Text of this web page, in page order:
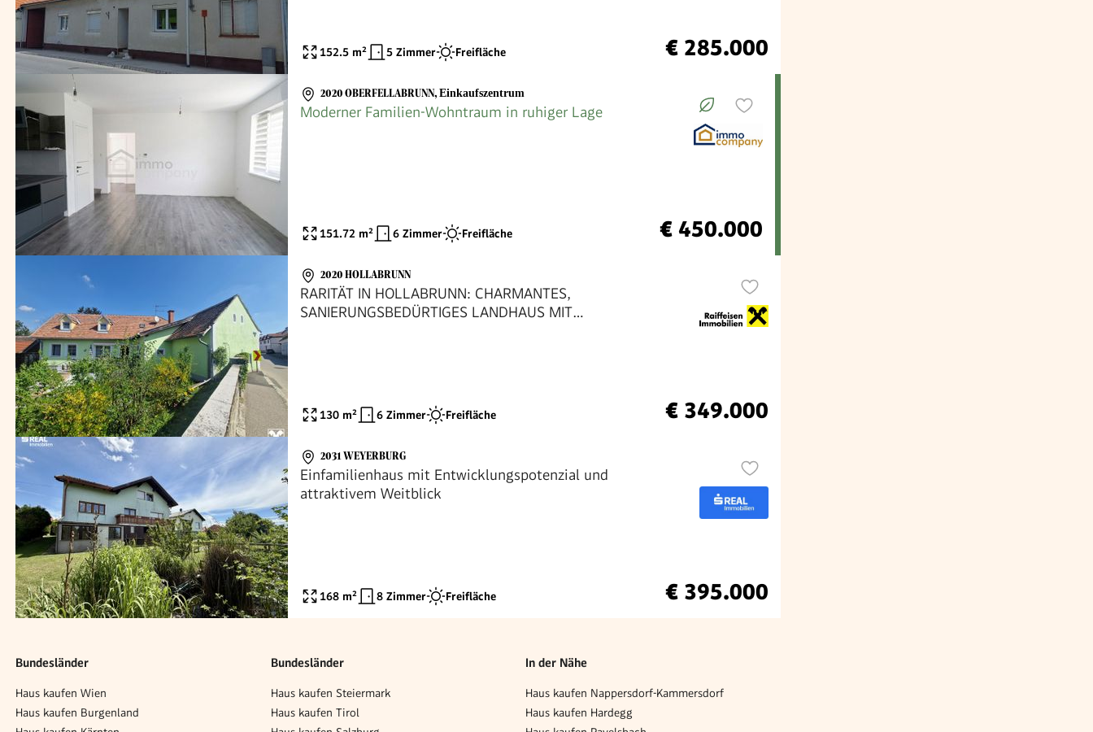
152.5 m² 5 Zimmer Freifläche € 285.000
2020 OBERFELLABRUNN, Einkaufszentrum
Moderner Familien-Wohntraum in ruhiger Lage
151.72 m² 6 Zimmer Freifläche € 450.000
2020 HOLLABRUNN
RARITÄT IN HOLLABRUNN: CHARMANTES,
SANIERUNGSBEDÜRTIGES LANDHAUS MIT
130 m² 6 Zimmer Freifläche € 349.000
2031 WEYERBURG
Einfamilienhaus mit Entwicklungspotenzial und
attraktivem Weitblick
168 m² 8 Zimmer Freifläche € 395.000
Bundesländer
Haus kaufen Wien
Haus kaufen Burgenland
Bundesländer
Haus kaufen Steiermark
Haus kaufen Tirol
In der Nähe
Haus kaufen Nappersdorf-Kammersdorf
Haus kaufen Hardegg